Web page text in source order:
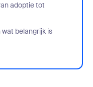
adoptie tot
van adoptie tot
belangrijk is
wat belangrijk is